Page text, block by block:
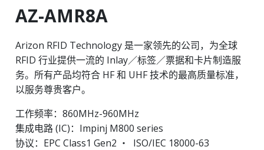
AZ-AMR8A
Arizon RFID Technology 是一家领先的公司，为全球
RFID 行业提供一流的 Inlay／标签／票据和卡片制造服
务。所有产品均符合 HF 和 UHF 技术的最高质量标准，
以服务尊贵客户。
工作频率：860MHz-960MHz
集成电路 (IC)：Impinj M800 series
协议：EPC Class1 Gen2 ‧ ISO/IEC 18000-63